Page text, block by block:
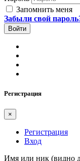
Запомнить меня
Забыли свой
Регистрация
×
Регистрация
Вход
Имя или ник (видно